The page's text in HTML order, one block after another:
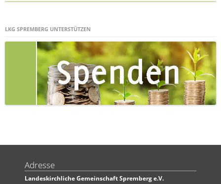
LKG SPREMBERG UNTERSTÜTZEN
Adresse
Landeskirchliche Gemeinschaft Spremberg e.V.